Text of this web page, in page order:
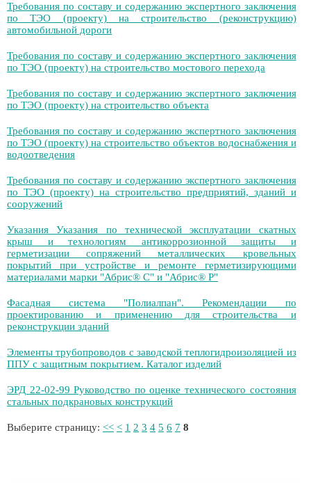
Требования по составу и содержанию экспертного заключения
по ТЭО (проекту) на строительство (реконструкцию)
автомобильной дороги
Требования по составу и содержанию экспертного заключения
по ТЭО (проекту) на строительство мостового перехода
Требования по составу и содержанию экспертного заключения
по ТЭО (проекту) на строительство объекта
Требования по составу и содержанию экспертного заключения
по ТЭО (проекту) на строительство объектов водоснабжения и
водоотведения
Требования по составу и содержанию экспертного заключения
по ТЭО (проекту) на строительство предприятий, зданий и
сооружений
Указания Указания по технической эксплуатации скатных
крыш и технологиям антикоррозионной защиты и
герметизации сопряжений металлических кровельных
покрытий при устройстве и ремонте герметизирующими
материалами марки "Абрис® С" и "Абрис® Р"
Фасадная система "Полиалпан". Рекомендации по
проектированию и применению для строительства и
реконструкции зданий
Элементы трубопроводов с заводской теплогидроизоляцией из
ППУ с защитным покрытием. Каталог изделий
ЭРД 22-02-99 Руководство по оценке технического состояния
стальных подкрановых конструкций
Выберите страницу: << < 1 2 3 4 5 6 7 8